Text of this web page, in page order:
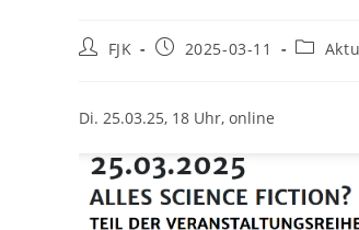
Beitrags-
FJK
Beitrag2025-03-11
Di. 25.03.25, 18 Uhr, online